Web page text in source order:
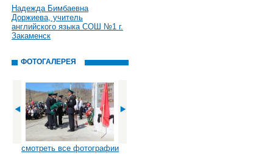
Надежда Бимбаевна
Доржиева, учитель
английского языка СОШ №1 г.
Закаменск
ФОТОГАЛЕРЕЯ
смотреть все фотографии